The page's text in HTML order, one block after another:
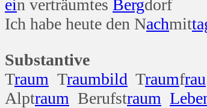
ein verträumtes Bergdorf
Ich habe heute den Nachmit
Substantive
Traum Traumbild Traumfrau
Alptraum Berufstraum